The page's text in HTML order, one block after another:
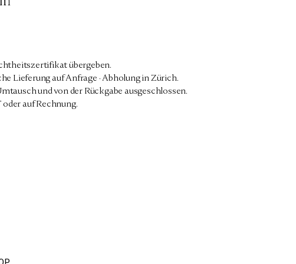
übergeben.
Lieferung auf Anfrage · Abholung in Zürich.
und von der Rückgabe ausgeschlossen.
auf Rechnung.